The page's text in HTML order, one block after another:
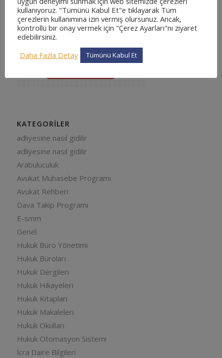
KATEGORILER
adliyesine nasıl gidilir
adliyesine nasıl gidilir
Arabuluculuk
Avukat Muhasebe Programı
Avukat Rehberi
Dava Takip Programı
E-smm
Genel
Hukuk Büro Yönetimi
Hukuk Büroları
Hukuk Dergileri
Hukuk Hikayeleri
Hukuk Kitapları
Hukuk Makaleleri
Hukuk Okulları
Hukuk Otomasyon Sistemi
İcra Daire Bilgileri
kullanıyoruz. "Tümünü Kabul Et"e tıklayarak Tüm
çerezlerin kullanımına izin vermiş olursunuz. Ancak,
kontrollü bir onay vermek için "Çerez Ayarları"nı ziyaret
edebilirsiniz.
Daha Fazla Detay
Tümünü Kabul Et